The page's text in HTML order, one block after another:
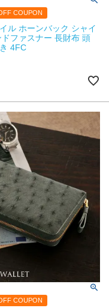
COUPON
ル ホーンバック シャイ
ファスナー 長財布 頭
4FC
COUPON